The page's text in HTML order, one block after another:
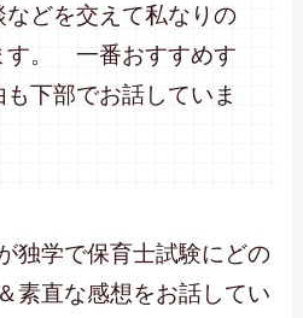
などを交えて私なりの
す。 一番おすすめす
下部でお話していま
独学で保育士試験にどの
素直な感想をお話してい